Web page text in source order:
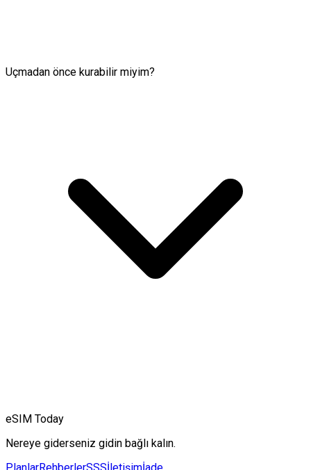
Uçmadan önce kurabilir miyim?
eSIM Today
Nereye giderseniz gidin bağlı kalın.